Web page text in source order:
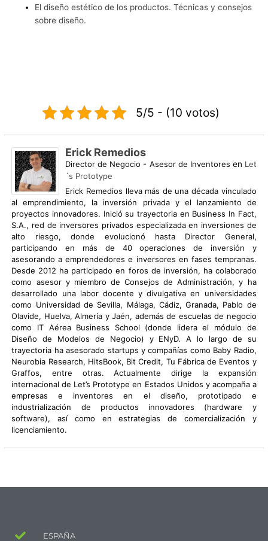
El diseño estético de los productos. Técnicas y consejos
sobre diseño.
5/5 - (10 votos)
Erick Remedios
Director de Negocio - Asesor de Inventores en Let
´s Prototype
Erick Remedios lleva más de una década vinculado
al emprendimiento, la inversión privada y el lanzamiento de
proyectos innovadores. Inició su trayectoria en Business In Fact,
S.A., red de inversores privados especializada en inversiones de
alto riesgo, donde evolucionó hasta Director General,
participando en más de 40 operaciones de inversión y
asesorando a emprendedores e inversores en fases tempranas.
Desde 2012 ha participado en foros de inversión, ha colaborado
como asesor y miembro de Consejos de Administración, y ha
desarrollado una labor docente y divulgativa en universidades
como Universidad de Sevilla, Málaga, Cádiz, Granada, Pablo de
Olavide, Huelva, Almería y Jaén, además de escuelas de negocio
como IT Aérea Business School (donde lidera el módulo de
Diseño de Modelos de Negocio) y ENyD. A lo largo de su
trayectoria ha asesorado startups y compañías como Baby Radio,
Neurobia Research, HitsBook, Bit Credit, Tu Fábrica de Eventos y
Graffos, entre otras. Actualmente dirige la expansión
internacional de Let’s Prototype en Estados Unidos y acompaña a
empresas e inventores en el diseño, prototipado e
industrialización de productos innovadores (hardware y
software), así como en estrategias de comercialización y
licenciamiento.
ESPAÑA